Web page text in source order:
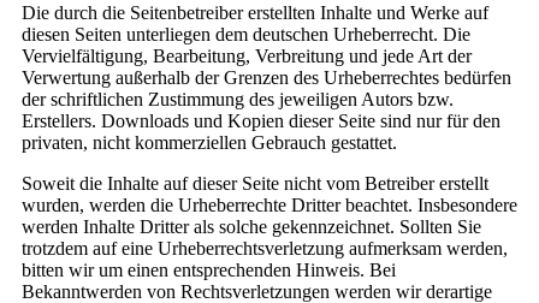
Die durch die Seitenbetreiber erstellten Inhalte und Werke auf
diesen Seiten unterliegen dem deutschen Urheberrecht. Die
Vervielfältigung, Bearbeitung, Verbreitung und jede Art der
Verwertung außerhalb der Grenzen des Urheberrechtes bedürfen
der schriftlichen Zustimmung des jeweiligen Autors bzw.
Erstellers. Downloads und Kopien dieser Seite sind nur für den
privaten, nicht kommerziellen Gebrauch gestattet.
Soweit die Inhalte auf dieser Seite nicht vom Betreiber erstellt
wurden, werden die Urheberrechte Dritter beachtet. Insbesondere
werden Inhalte Dritter als solche gekennzeichnet. Sollten Sie
trotzdem auf eine Urheberrechtsverletzung aufmerksam werden,
bitten wir um einen entsprechenden Hinweis. Bei
Bekanntwerden von Rechtsverletzungen werden wir derartige